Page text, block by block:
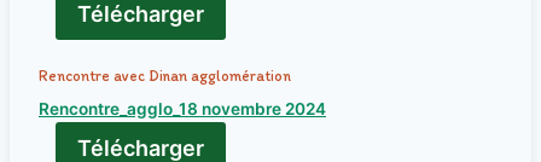
Télécharger
Rencontre avec Dinan agglomération
Rencontre_agglo_18 novembre 2024
Télécharger